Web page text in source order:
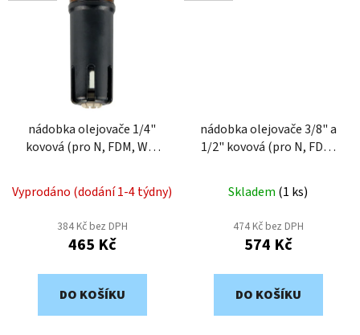
nádobka olejovače 1/4"
kovová (pro N, FDM, WE)
Vyprodáno (dodání 1-4 týdny)
384 Kč bez DPH
465 Kč
DO KOŠÍKU
nádobka olejovače 3/8" a
1/2" kovová (pro N, FDM,
Skladem (1 ks)
474 Kč bez DPH
574 Kč
DO KOŠÍKU